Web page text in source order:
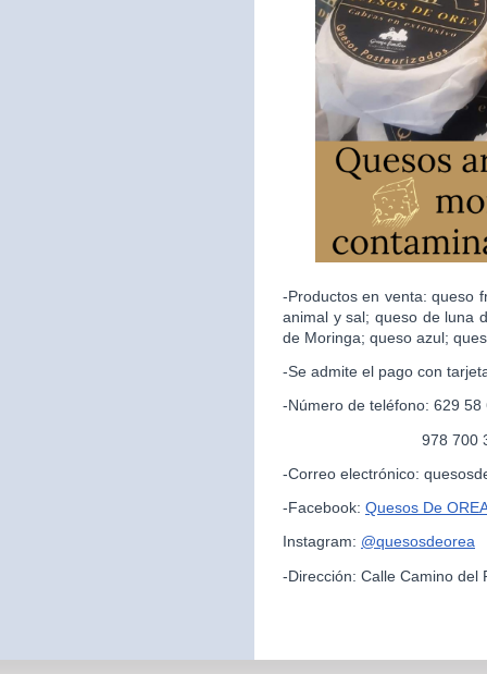
-Productos en venta: queso
animal y sal; queso de luna
de Moringa; queso azul;
-Se admite el pago con
-Número de teléfono: 629 58
978 700 325
-Correo electrónico:
-Facebook: Quesos De
Instagram: @quesosdeorea
-Dirección: Calle Camino del